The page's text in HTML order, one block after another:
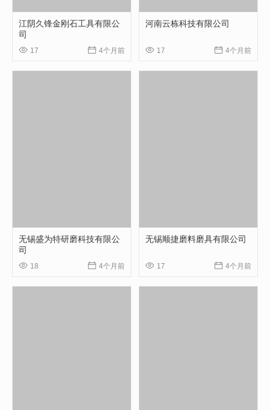
江阴久锋金刚石工具有限公
司
 17  4个月前
河南云栋科技有限公司
 17  4个月前
无锡盛为特研磨科技有限公
司
 18  4个月前
无锡顺捷磨料磨具有限公司
 17  4个月前